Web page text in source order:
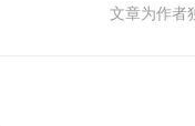
文章为作者